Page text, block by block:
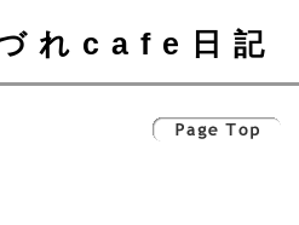
れcafe日記